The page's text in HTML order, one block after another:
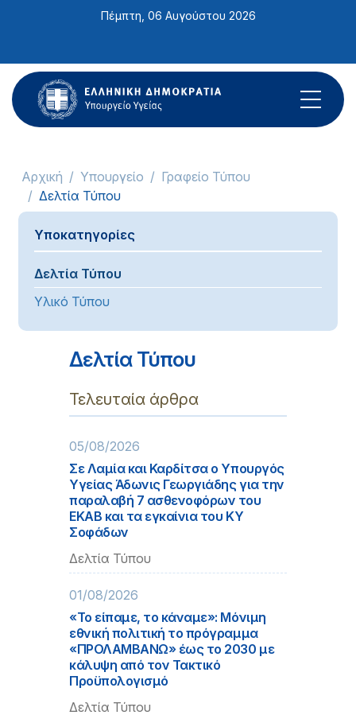
ιστότοπος
περιλαμβάνει
ένα
σύστημα
Πέμπτη, 06 Αυγούστου 2026
Αρχική Υπουργείο
Γραφείο Τύπου
Δελτία Τύπου
Υποκατηγορίες
Δελτία Τύπου
Υλικό Τύπου
Δελτία Τύπου
Τελευταία άρθρα
05/08/2026
Σε Λαμία και Καρδίτσα ο Υπουργός
Υγείας Άδωνις Γεωργιάδης για την
παραλαβή 7 ασθενοφόρων του
ΕΚΑΒ και τα εγκαίνια του ΚΥ
Σοφάδων
Δελτία Τύπου
01/08/2026
«Το είπαμε, το κάναμε»: Μόνιμη
εθνική πολιτική το πρόγραμμα
«ΠΡΟΛΑΜΒΑΝΩ» έως το 2030 με
κάλυψη από τον Τακτικό
Προϋπολογισμό
Δελτία Τύπου